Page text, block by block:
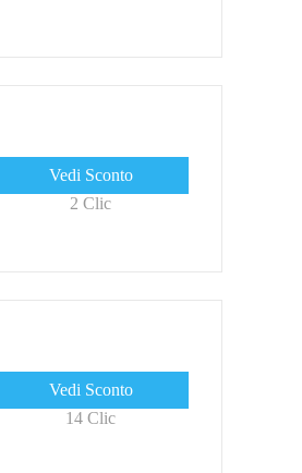
Vedi Sconto
2 Clic
Vedi Sconto
14 Clic